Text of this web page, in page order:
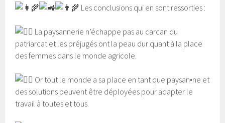
Les conclusions qui en sont ressorties :
La paysannerie n’échappe pas au carcan du
patriarcat et les préjugés ont la peau dur quant à la place
des femmes dans le monde agricole.
Or tout le monde a sa place en tant que paysan•ne et
des solutions peuvent être déployées pour adapter le
travail à toutes et tous.